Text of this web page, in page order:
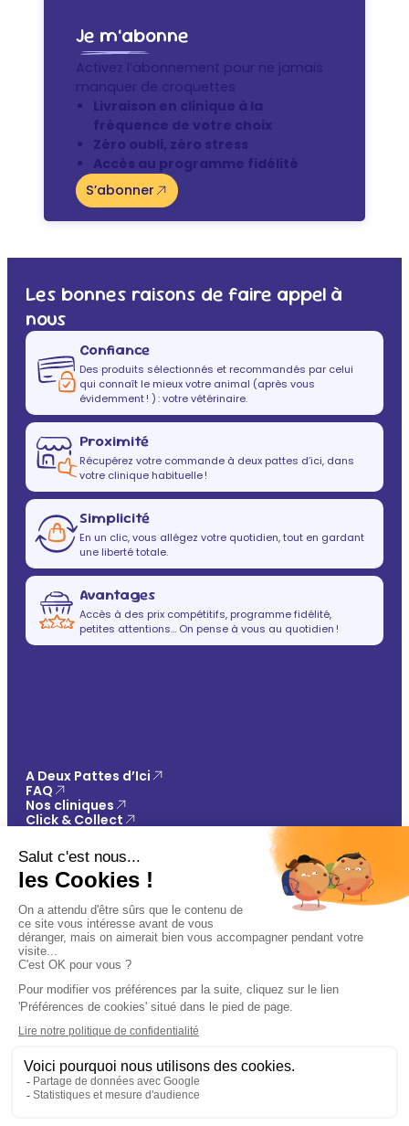
Je m’abonne
Activez l’abonnement pour ne jamais
manquer de croquettes
Livraison en clinique à la
fréquence de votre choix
Zéro oubli, zéro stress
Accès au programme fidélité
S’abonner
Les bonnes raisons de faire appel à
nous
Confiance
Des produits sélectionnés et recommandés par celui
qui connaît le mieux votre animal (après vous
évidemment ! ) : votre vétérinaire.
Proximité
Récupérez votre commande à deux pattes d’ici, dans
votre clinique habituelle !
Simplicité
En un clic, vous allégez votre quotidien, tout en gardant
une liberté totale.
Avantages
Accès à des prix compétitifs, programme fidélité,
petites attentions… On pense à vous au quotidien !
A Deux Pattes d’Ici
FAQ
Nos cliniques
Click & Collect
Vos avantages
Conseils
Paiement 100% sécurisé
Politique de confidentialité
Conditions générales de vente
Gestions des cookies
Plan du site